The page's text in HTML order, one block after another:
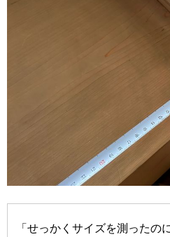
「せっかくサイズを測ったの